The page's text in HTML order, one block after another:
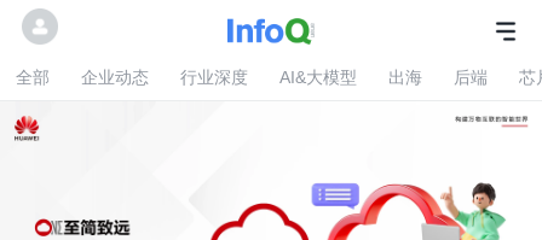
全部 企业动态 行业深度 AI&大模型 出海 后端 芯